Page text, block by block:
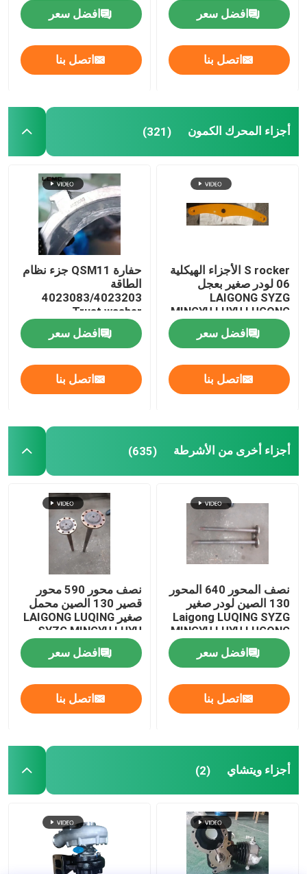
افضل سعر
اتصل بنا
افضل سعر
اتصل بنا
أجزاء المحرك الكمون (321)
S rocker الأجزاء الهيكلية
06 لودر صغير بعجل
LAIGONG SYZG
MINGYU LUYU LUGONG
لودر صغير
افضل سعر
اتصل بنا
حفارة QSM11 جزء نظام
الطاقة
4023083/4023203
Trust washer
افضل سعر
اتصل بنا
أجزاء أخرى من الأشرطة (635)
نصف المحور 640 المحور
130 الصين لودر صغير
Laigong LUQING SYZG
MINGYU LUYU LUGONG
شوكية صغيرةافضل سعر
اتصل بنا
نصف محور 590 محور
قصير 130 الصين محمل
صغير LAIGONG LUQING
SYZG MINGYU LUYU
LUGONG HAIHONG
LGZT لودر صغير
افضل سعر
اتصل بنا
أجزاء ويتشاي (2)